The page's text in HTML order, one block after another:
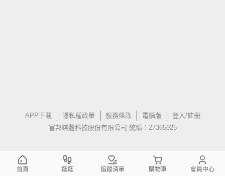
APP下載 隱私權政策 服務條款 電腦版
登入/註冊
富邦媒體科技股份有限公司 統編：27365925
首頁 逛逛 追蹤清單 購物車 會員中心